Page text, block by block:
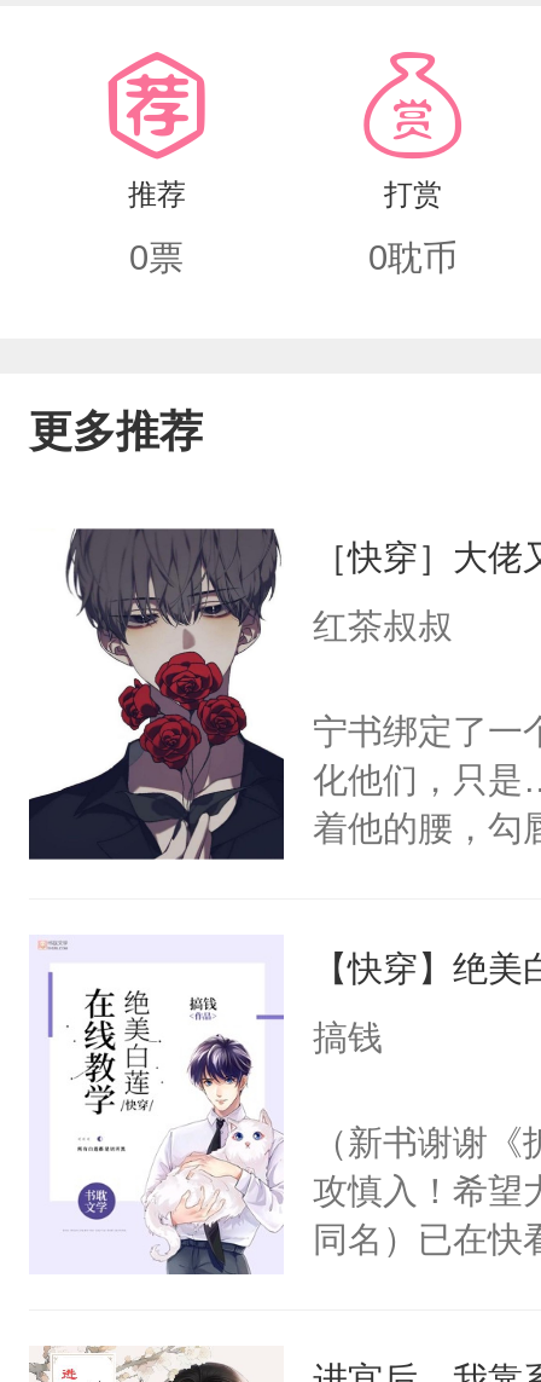
很久终于答应了，在苍眠家，某人一
推荐
0票
打赏
0耽币
更多推荐
［快穿］大
红茶叔叔
宁书绑定了一
化他们，只是
着他的腰，勾
来，给老公
用力——为你
【快穿】绝
搞钱
（新书谢谢
攻慎入！希望
同名）已在快